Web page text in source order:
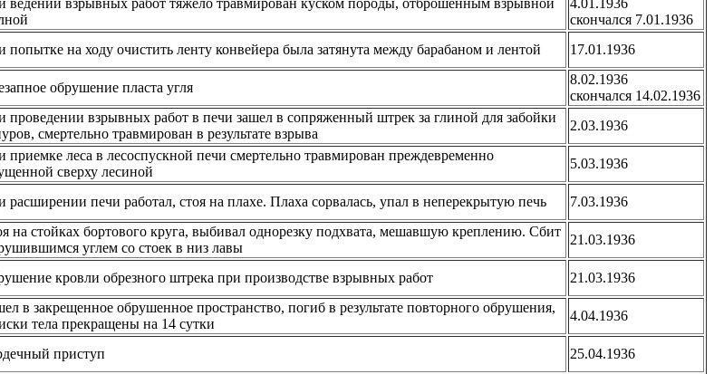
скончался 7.01.1936
попытке на ходу очистить ленту конвейера была затянута между барабаном и лентой
17.01.1936
обрушение пласта угля
8.02.1936
скончался 14.02.1936
проведении взрывных работ в печи зашел в сопряженный штрек за глиной для забойки
смертельно травмирован в результате взрыва
2.03.1936
приемке леса в лесоспускной печи смертельно травмирован преждевременно
сверху лесиной
5.03.1936
расширении печи работал, стоя на плахе. Плаха сорвалась, упал в неперекрытую печь
7.03.1936
на стойках бортового круга, выбивал однорезку подхвата, мешавшую креплению. Сбит
углем со стоек в низ лавы
21.03.1936
кровли обрезного штрека при производстве взрывных работ
21.03.1936
в закрещенное обрушенное пространство, погиб в результате повторного обрушения,
тела прекращены на 14 сутки
4.04.1936
приступ
25.04.1936